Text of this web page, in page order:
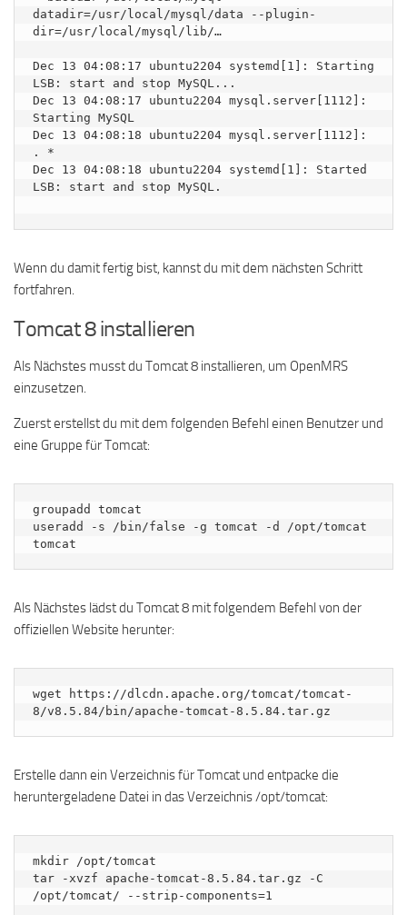
datadir=/usr/local/mysql/data --plugin-
dir=/usr/local/mysql/lib/…
Dec 13 04:08:17 ubuntu2204 systemd[1]: Starting
LSB: start and stop MySQL...
Dec 13 04:08:17 ubuntu2204 mysql.server[1112]:
Starting MySQL
Dec 13 04:08:18 ubuntu2204 mysql.server[1112]:
. *
Dec 13 04:08:18 ubuntu2204 systemd[1]: Started
LSB: start and stop MySQL.
Wenn du damit fertig bist, kannst du mit dem nächsten Schritt
fortfahren.
Tomcat 8 installieren
Als Nächstes musst du Tomcat 8 installieren, um OpenMRS
einzusetzen.
Zuerst erstellst du mit dem folgenden Befehl einen Benutzer und
eine Gruppe für Tomcat:
groupadd tomcat
useradd -s /bin/false -g tomcat -d /opt/tomcat
tomcat
Als Nächstes lädst du Tomcat 8 mit folgendem Befehl von der
offiziellen Website herunter:
wget https://dlcdn.apache.org/tomcat/tomcat-
8/v8.5.84/bin/apache-tomcat-8.5.84.tar.gz
Erstelle dann ein Verzeichnis für Tomcat und entpacke die
heruntergeladene Datei in das Verzeichnis /opt/tomcat:
mkdir /opt/tomcat
tar -xvzf apache-tomcat-8.5.84.tar.gz -C
/opt/tomcat/ --strip-components=1